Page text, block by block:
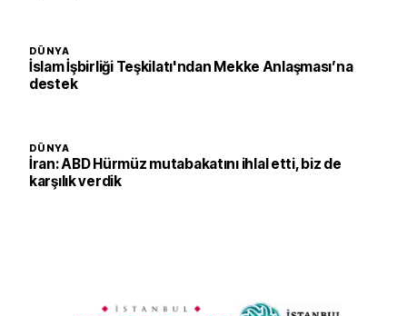
DÜNYA
İslam İşbirliği Teşkilatı'ndan Mekke Anlaşması’na
destek
DÜNYA
İran: ABD Hürmüz mutabakatını ihlal etti, biz de
karşılık verdik